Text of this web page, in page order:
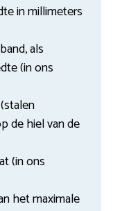
in millimeters
als
(in ons
de hiel van de
(in ons
het maximale